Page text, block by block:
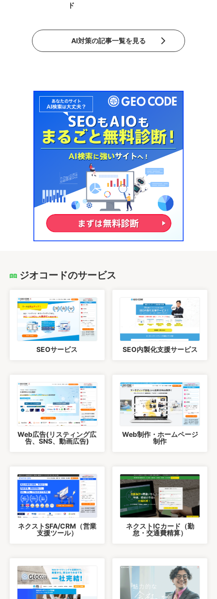
ド
AI対策の記事一覧を見る
ジオコードのサービス
SEOサービス SEO内製化支援サービス
Web広告(リスティング広
告、SNS、動画広告)
Web制作・ホームページ
制作
ネクストSFA/CRM（営業
支援ツール）
ネクストICカード（勤
怠・交通費精算）